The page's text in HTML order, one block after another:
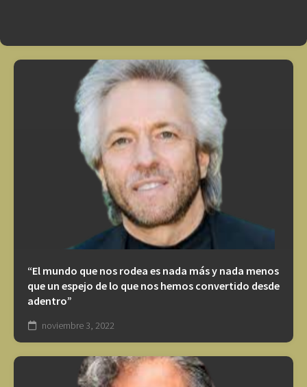
“El mundo que nos rodea es nada más y nada menos
que un espejo de lo que nos hemos convertido desde
adentro”
noviembre 3, 2022